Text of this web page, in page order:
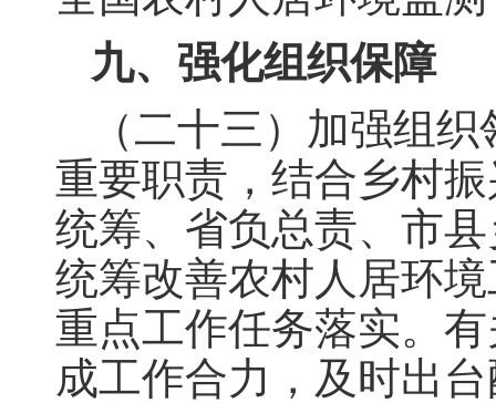
九、强化组织保障
（二十三）加强组
重要职责，结合乡村
统筹、省负总责、市
统筹改善农村人居环
重点工作任务落实。
成工作合力，及时出